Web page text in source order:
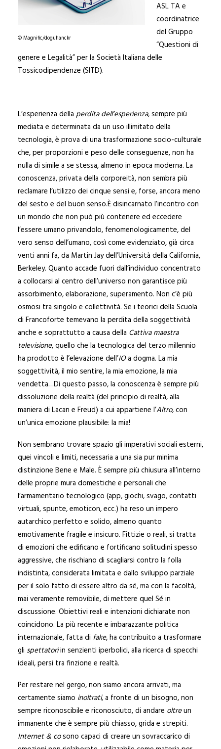
© Magnific/doguhanckr
ASL TA e
coordinatrice
del Gruppo
“Questioni di
genere e Legalità” per la Società Italiana delle
Tossicodipendenze (SITD).
L’esperienza della perdita dell’esperienza, sempre più
mediata e determinata da un uso illimitato della
tecnologia, è prova di una trasformazione socio-culturale
che, per proporzioni e peso delle conseguenze, non ha
nulla di simile a se stessa, almeno in epoca moderna. La
conoscenza, privata della corporeità, non sembra più
reclamare l’utilizzo dei cinque sensi e, forse, ancora meno
del sesto e del buon senso.È disincarnato l’incontro con
un mondo che non può più contenere ed eccedere
l’essere umano privandolo, fenomenologicamente, del
vero senso dell’umano, così come evidenziato, già circa
venti anni fa, da Martin Jay dell’Università della California,
Berkeley. Quanto accade fuori dall’individuo concentrato
a collocarsi al centro dell’universo non garantisce più
assorbimento, elaborazione, superamento. Non c’è più
osmosi tra singolo e collettività. Se i teorici della Scuola
di Francoforte temevano la perdita della soggettività
anche e soprattutto a causa della Cattiva maestra
televisione, quello che la tecnologica del terzo millennio
ha prodotto è l’elevazione dell’IOa dogma. La mia
soggettività, il mio sentire, la mia emozione, la mia
vendetta…Di questo passo, la conoscenza è sempre più
dissoluzione della realtà (del principio di realtà, alla
maniera di Lacan e Freud) a cui appartiene l’Altro,con
un’unica emozione plausibile: la mia!
Non sembrano trovare spazio gli imperativi sociali esterni,
quei vincoli e limiti, necessaria a una sia pur minima
distinzione Bene e Male. È sempre più chiusura all’interno
delle proprie mura domestiche e personali che
l’armamentario tecnologico (app, giochi, svago, contatti
virtuali, spunte, emoticon, ecc.) ha reso un impero
autarchico perfetto e solido, almeno quanto
emotivamente fragile e insicuro. Fittizie o reali, si tratta
di emozioni che edificano e fortificano solitudini spesso
aggressive, che rischiano di scagliarsi contro la folla
indistinta, considerata limitata e dallo sviluppo parziale
per il solo fatto di essere altro da sé, ma con la facoltà,
mai veramente removibile, di mettere quel Sé in
discussione. Obiettivi reali e intenzioni dichiarate non
coincidono. La più recente e imbarazzante politica
internazionale, fatta di fake, ha contribuito a trasformare
gli spettatoriin senzienti iperbolici, alla ricerca di specchi
ideali, persi tra finzione e realtà.
Per restare nel gergo, non siamo ancora arrivati, ma
certamente siamo inoltrati, a fronte di un bisogno, non
sempre riconoscibile e riconosciuto, di andare oltreun
immanente che è sempre più chiasso, grida e strepiti.
Internet & cosono capaci di creare un sovraccarico di